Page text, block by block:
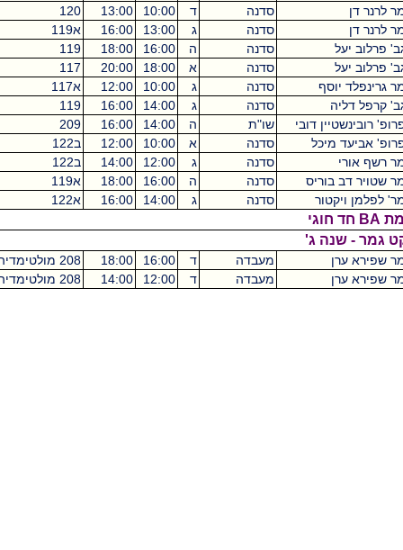
סדנה
ד 10:00
13:00
120 מכסיקו
סדנה
ג 13:00
16:00 א119 מכסיקו
סדנה
ה 16:00
18:00
119 מכסיקו
סדנה
א 18:00
20:00
117 מכסיקו
סדנה ג 10:00
12:00 א117 מכסיקו
סדנה
ג 14:00
16:00
119 מכסיקו
דובי
שו"ת ה 14:00
16:00
209 מכסיקו
סדנה א 10:00
12:00 ב122 מכסיקו
סדנה
ג 12:00
14:00 ב122 מכסיקו
סדנה ה 16:00
18:00 א119 מכסיקו
סדנה ג 14:00
16:00 א122 מכסיקו
ג'
מעבדה ד 16:00
18:00 208 מולטימדיה מכסיקו 2
מעבדה
ד 12:00
14:00 208 מולטימדיה מכסיקו 2